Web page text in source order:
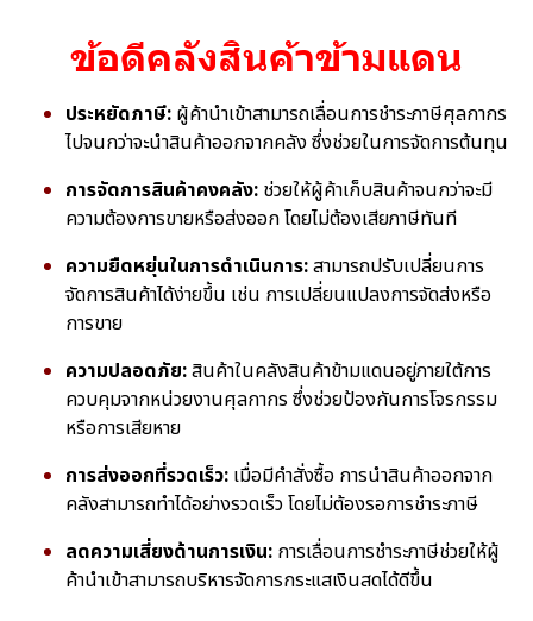
ข้อดีคลังสินค้าข้ามแดน
ประหยัดภาษี: ผู้ค้านำเข้าสามารถเลื่อนการชำระภาษีศุลกากร
ไปจนกว่าจะนำสินค้าออกจากคลัง ซึ่งช่วยในการจัดการต้นทุน
การจัดการสินค้าคงคลัง: ช่วยให้ผู้ค้าเก็บสินค้าจนกว่าจะมี
ความต้องการขายหรือส่งออก โดยไม่ต้องเสียภาษีทันที
ความยืดหยุ่นในการดำเนินการ:สามารถปรับเปลี่ยนการ
จัดการสินค้าได้ง่ายขึ้น เช่น การเปลี่ยนแปลงการจัดส่งหรือ
การขาย
ความปลอดภัย:สินค้าในคลังสินค้าข้ามแดนอยู่ภายใต้การ
ควบคุมจากหน่วยงานศุลกากร ซึ่งช่วยป้องกันการโจรกรรม
หรือการเสียหาย
การส่งออกที่รวดเร็ว: เมื่อมีคำสั่งซื้อ การนำสินค้าออกจาก
คลังสามารถทำได้อย่างรวดเร็ว โดยไม่ต้องรอการชำระภาษี
ลดความเสี่ยงด้านการเงิน: การเลื่อนการชำระภาษีช่วยให้ผู้
ค้านำเข้าสามารถบริหารจัดการกระแสเงินสดได้ดีขึ้น